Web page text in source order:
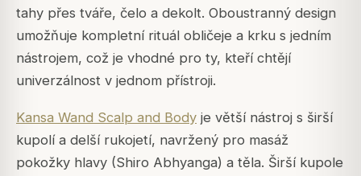
tahy přes tváře, čelo a dekolt. Oboustranný design
umožňuje kompletní rituál obličeje a krku s jedním
nástrojem, což je vhodné pro ty, kteří chtějí
univerzálnost v jednom přístroji.
Kansa Wand Scalp and Body je větší nástroj s širší
kupolí a delší rukojetí, navržený pro masáž
pokožky hlavy (Shiro Abhyanga) a těla. Širší kupole